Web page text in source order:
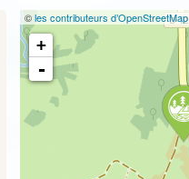
©les contributeurs d’OpenStreetMap
+
-